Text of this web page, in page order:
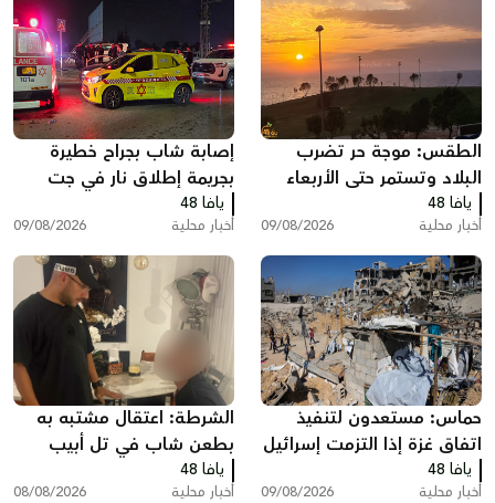
الطقس: موجة حر تضرب
البلاد وتستمر حتى الأربعاء
يافا 48
أخبار محلية 09/08/2026
إصابة شاب بجراح خطيرة
بجريمة إطلاق نار في جت
يافا 48
أخبار محلية 09/08/2026
حماس: مستعدون لتنفيذ
اتفاق غزة إذا التزمت إسرائيل
يافا 48
أخبار محلية 09/08/2026
الشرطة: اعتقال مشتبه به
بطعن شاب في تل أبيب
يافا 48
أخبار محلية 08/08/2026